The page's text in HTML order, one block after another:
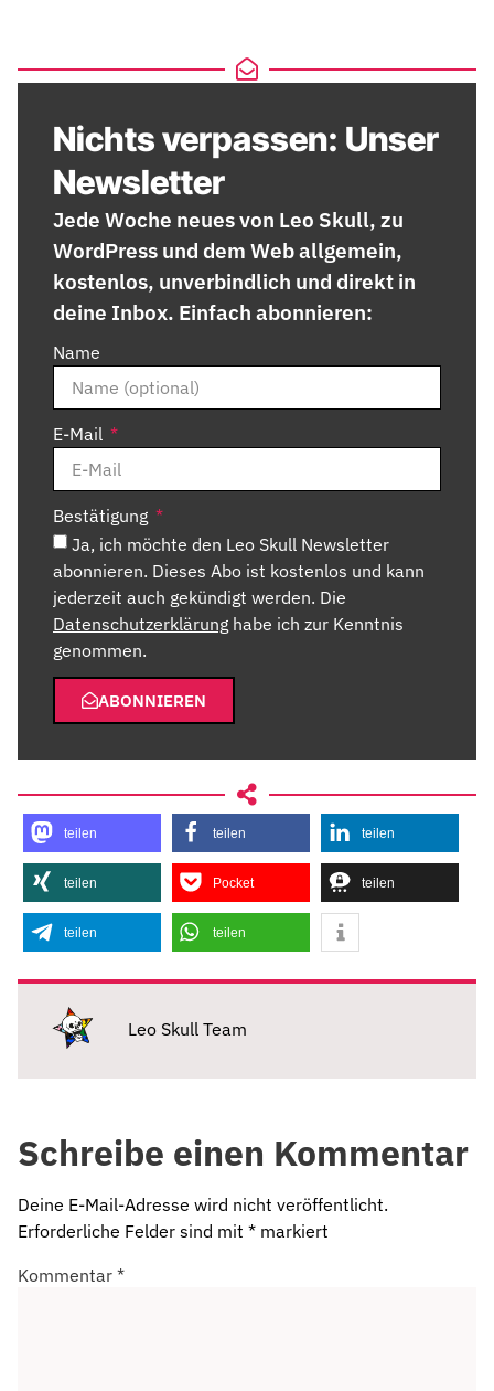
Nichts verpassen: Unser
Newsletter
Jede Woche neues von Leo Skull, zu
WordPress und dem Web allgemein,
kostenlos, unverbindlich und direkt in
deine Inbox. Einfach abonnieren:
Name
E-Mail
Bestätigung
Ja, ich möchte den Leo Skull Newsletter
abonnieren. Dieses Abo ist kostenlos und kann
jederzeit auch gekündigt werden. Die
Datenschutzerklärung habe ich zur Kenntnis
genommen.
ABONNIEREN
teilen teilen teilen
teilen Pocket teilen
teilen teilen
Leo Skull Team
Schreibe einen Kommentar
Deine E-Mail-Adresse wird nicht veröffentlicht.
Erforderliche Felder sind mit * markiert
Kommentar *